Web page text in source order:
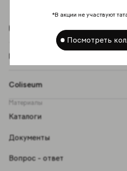
*В акции не участвуют
Посмотреть
Коллекции
Графический эффект
Coliseum
Материалы
Каталоги
Документы
Вопрос - ответ